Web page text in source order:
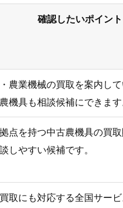
確認したいポイント
農業機械の買取を案内し
機具も相談候補にできます
点を持つ中古農機具の買
しやすい候補です。
取にも対応する全国サー